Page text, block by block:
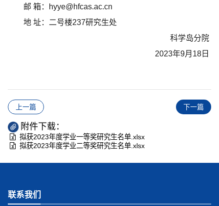
邮 箱：hyye@hfcas.ac.cn
地 址：二号楼237研究生处
科学岛分院
2023年9月18日
上一篇 下一篇
附件下载：
拟获2023年度学业一等奖研究生名单.xlsx
拟获2023年度学业二等奖研究生名单.xlsx
联系我们